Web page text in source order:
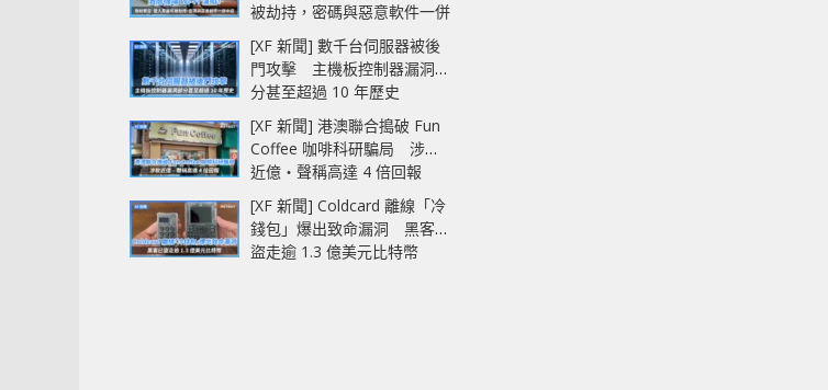
被劫持，密碼與惡意軟件一併
中招
[XF 新聞] 數千台伺服器被後
門攻擊 主機板控制器漏洞部
分甚至超過 10 年歷史
[XF 新聞] 港澳聯合搗破 Fun
Coffee 咖啡科研騙局 涉款
近億‧聲稱高達 4 倍回報
[XF 新聞] Coldcard 離線「冷
錢包」爆出致命漏洞 黑客已
盜走逾 1.3 億美元比特幣